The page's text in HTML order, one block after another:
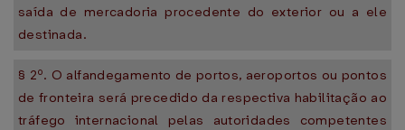
saída de mercadoria procedente do exterior ou a ele
destinada.
§ 2º. O alfandegamento de portos, aeroportos ou pontos
de fronteira será precedido da respectiva habilitação ao
tráfego internacional pelas autoridades competentes